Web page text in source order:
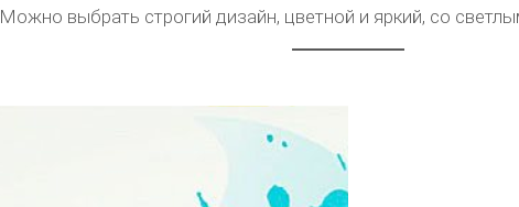
Можно выбрать строгий дизайн, цветной и яркий, со